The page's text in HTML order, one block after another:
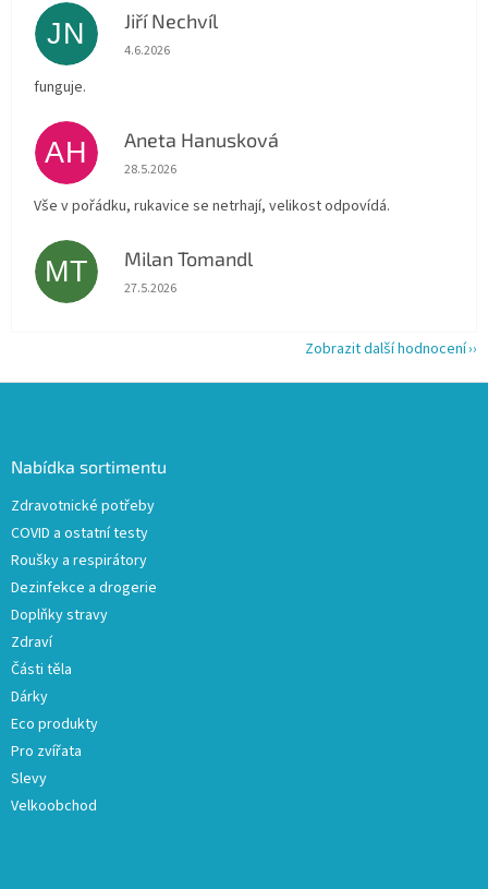
JN Jiří Nechvíl
Hodnocení obchodu je 5 z 5 hvězdiček.
4.6.2026
funguje.
AH Aneta Hanusková
Hodnocení obchodu je 5 z 5 hvězdiček.
28.5.2026
Vše v pořádku, rukavice se netrhají, velikost odpovídá.
MT Milan Tomandl
Hodnocení obchodu je 5 z 5 hvězdiček.
27.5.2026
Zobrazit další hodnocení
Nabídka sortimentu
Zdravotnické potřeby
COVID a ostatní testy
Roušky a respirátory
Dezinfekce a drogerie
Doplňky stravy
Zdraví
Části těla
Dárky
Eco produkty
Pro zvířata
Slevy
Velkoobchod